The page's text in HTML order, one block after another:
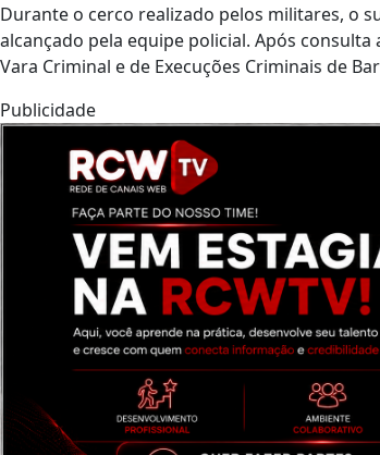
Durante o cerco realizado pelos militares, o
alcançado pela equipe policial. Após
Vara Criminal e de Execuções Criminais de
Publicidade